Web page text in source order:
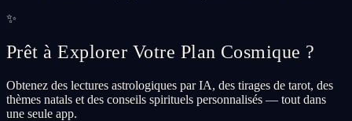
✨
Prêt à Explorer Votre Plan Cosmique ?
Obtenez des lectures astrologiques par IA, des tirages de tarot, des
thèmes natals et des conseils spirituels personnalisés — tout dans
une seule app.